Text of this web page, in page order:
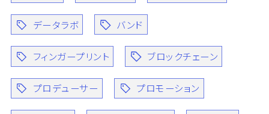
データラボ バンド
フィンガープリント ブロックチェーン
プロデューサー プロモーション